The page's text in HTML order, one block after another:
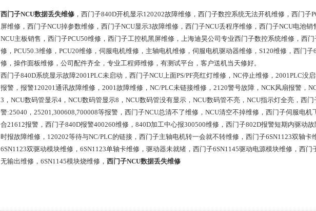
西门子NCU数据丢失维修 ，西门子840D开机显示120202故障维修，西门子数控系统无法开机维修，西门子
屏维修，西门子NCU掉参数维修，西门子NCU显示3故障维修，西门子NCU丢程序维修，西门子NCU电池
NCU主板销售，西门子PCU50维修，西门子工控机黑屏维修，上海迪昊公司专业西门子数控系统维修，西
修，PCU50.3维修，PCU20维修，伺服电机维修，主轴电机维修，伺服电机驱动器维修，S120维修，西门
修，操作面板维修，公司配件齐全，专业工程师维修，有测试平台，客户送机当天修好。
西门子840D系统显示故障2001PLC未启动，西门子NCU上面PS/PF亮红灯维修，NC停止维修，2001PLC没
报警，报警120201通讯故障维修，2001故障维修，NC/PLC未链接维修，2120警号故障，NCK风扇报警，
3，NCU数码管显示4，NCU数码管显示8，NCU数码管没有显示，NCU数码管不亮，NCU指示灯全亮，西
警:25040，25201,300608,700008等报警，西门子NCU总清不了维修，NCU清空不掉维修，西门子伺服电机
合21612报警，西门子840D报警400260维修，840D加工中心报300500维修，西门子802D报警短期内驱动
时报故障维修，120202等待与NC/PLC的链接，西门子主轴电机转一会就不转维修，西门子6SN1123双轴卡
6SN1123双驱动模块维修，6SN1123单轴卡维修，驱动器未就绪，西门子6SN1145驱动电源模块维修，西
无输出维修，6SN1145模块烧维修， 西门子NCU数据丢失维修